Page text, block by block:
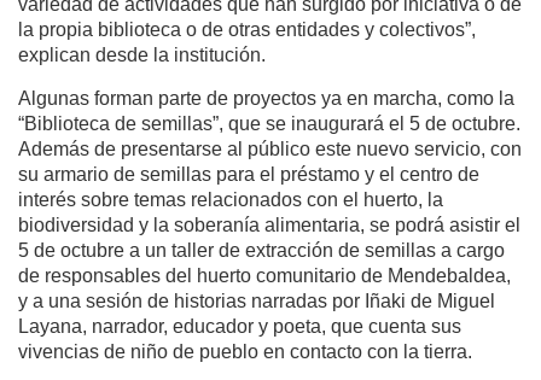
variedad de actividades que han surgido por iniciativa o de
la propia biblioteca o de otras entidades y colectivos”,
explican desde la institución.
Algunas forman parte de proyectos ya en marcha, como la
“Biblioteca de semillas”, que se inaugurará el 5 de octubre.
Además de presentarse al público este nuevo servicio, con
su armario de semillas para el préstamo y el centro de
interés sobre temas relacionados con el huerto, la
biodiversidad y la soberanía alimentaria, se podrá asistir el
5 de octubre a un taller de extracción de semillas a cargo
de responsables del huerto comunitario de Mendebaldea,
y a una sesión de historias narradas por Iñaki de Miguel
Layana, narrador, educador y poeta, que cuenta sus
vivencias de niño de pueblo en contacto con la tierra.